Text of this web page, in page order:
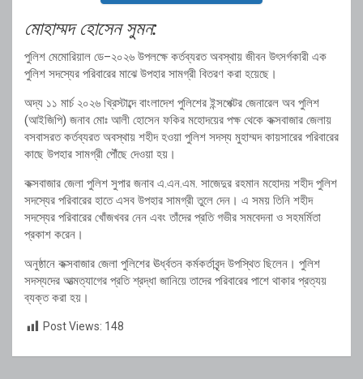
মোহাম্মদহোসেনসুমন:
পুলিশ মেমোরিয়াল ডে–২০২৬ উপলক্ষেকর্তব্যরতঅবস্থায় জীবন উৎসর্গকারী এক
পুলিশ সদস্যের পরিবারের মাঝেউপহার সামগ্রী বিতরণ করা হয়েছে।
অদ্য ১১ মার্চ ২০২৬ খ্রিস্টাব্দেবাংলাদেশ পুলিশের ইন্সপেক্টর জেনারেল অব পুলিশ
(আইজিপি) জনাব মোঃ আলী হোসেন ফকির মহোদয়ের পক্ষথেকে কক্সবাজার জেলায়
বসবাসরতকর্তব্যরতঅবস্থায় শহীদহওয়া পুলিশ সদস্য মুহাম্মদকায়সারের পরিবারের
কাছে উপহার সামগ্রী পৌঁছে দেওয়া হয়।
কক্সবাজার জেলা পুলিশ সুপার জনাব এ.এন.এম. সাজেদুর রহমান মহোদয় শহীদপুলিশ
সদস্যের পরিবারের হাতেএসব উপহার সামগ্রীতুলে দেন। এ সময় তিনি শহীদ
সদস্যের পরিবারের খোঁজখবর নেন এবংতাঁদের প্রতিগভীর সমবেদনা ও সহমর্মিতা
প্রকাশ করেন।
অনুষ্ঠানে কক্সবাজার জেলা পুলিশের ঊর্ধ্বতন কর্মকর্তাবৃন্দউপস্থিতছিলেন। পুলিশ
সদস্যদের আত্মত্যাগের প্রতিশ্রদ্ধা জানিয়েতাদের পরিবারের পাশে থাকার প্রত্যয়
ব্যক্তকরা হয়।
Post Views: 148